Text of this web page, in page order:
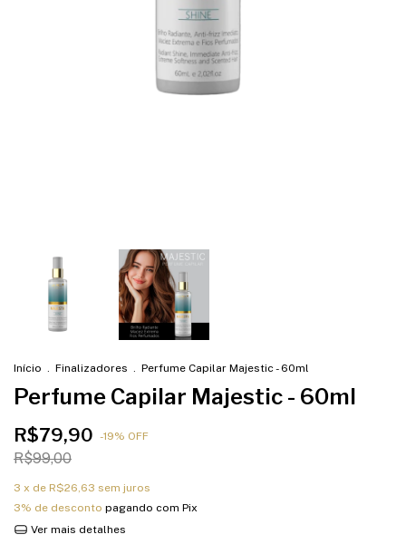
Início . Finalizadores . Perfume Capilar Majestic - 60ml
Perfume Capilar Majestic - 60ml
R$79,90 -19% OFF
R$99,00
3 x de R$26,63 sem juros
3% de desconto pagando com Pix
Ver mais detalhes